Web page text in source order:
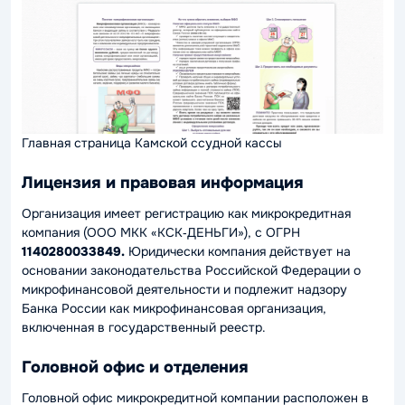
Главная страница Камской ссудной кассы
Лицензия и правовая информация
Организация имеет регистрацию как микрокредитная
компания (ООО МКК «КСК‑ДЕНЬГИ»), с ОГРН
1140280033849. Юридически компания действует на
основании законодательства Российской Федерации о
микрофинансовой деятельности и подлежит надзору
Банка России как микрофинансовая организация,
включенная в государственный реестр.
Головной офис и отделения
Головной офис микрокредитной компании расположен в